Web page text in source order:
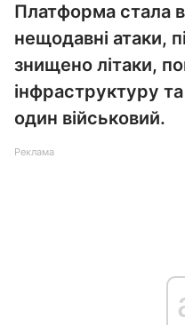
Платформа стала
нещодавні атаки,
знищено літаки,
інфраструктуру
один військовий.
Реклама